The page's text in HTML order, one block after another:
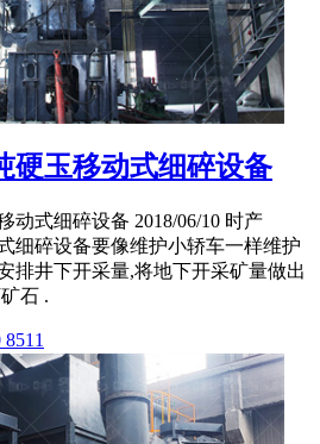
硬玉移动式细碎设备
动式细碎设备 2018/06/10 时产
细碎设备要像维护小轿车一样维护
排井下开采量,将地下开采矿量做出
石 .